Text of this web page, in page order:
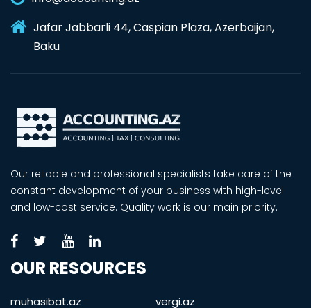
Jafar Jabbarli 44, Caspian Plaza, Azerbaijan,
Baku
Our reliable and professional specialists take care of the
constant development of your business with high-level
and low-cost service. Quality work is our main priority.
OUR RESOURCES
muhasibat.az vergi.az